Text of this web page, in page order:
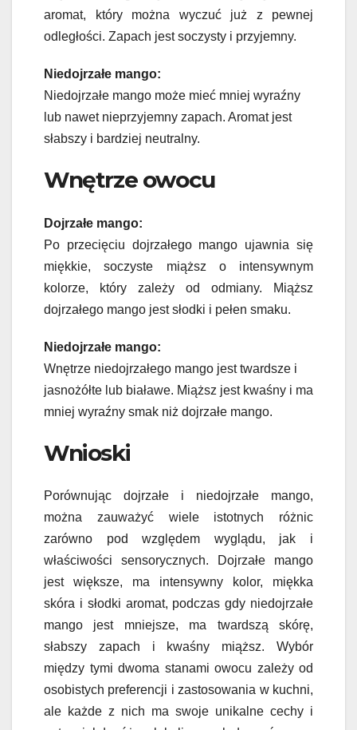
aromat, który można wyczuć już z pewnej
odległości. Zapach jest soczysty i przyjemny.
Niedojrzałe mango:
Niedojrzałe mango może mieć mniej wyraźny
lub nawet nieprzyjemny zapach. Aromat jest
słabszy i bardziej neutralny.
Wnętrze owocu
Dojrzałe mango:
Po przecięciu dojrzałego mango ujawnia się
miękkie, soczyste miąższ o intensywnym
kolorze, który zależy od odmiany. Miąższ
dojrzałego mango jest słodki i pełen smaku.
Niedojrzałe mango:
Wnętrze niedojrzałego mango jest twardsze i
jasnożółte lub białawe. Miąższ jest kwaśny i ma
mniej wyraźny smak niż dojrzałe mango.
Wnioski
Porównując dojrzałe i niedojrzałe mango,
można zauważyć wiele istotnych różnic
zarówno pod względem wyglądu, jak i
właściwości sensorycznych. Dojrzałe mango
jest większe, ma intensywny kolor, miękka
skóra i słodki aromat, podczas gdy niedojrzałe
mango jest mniejsze, ma twardszą skórę,
słabszy zapach i kwaśny miąższ. Wybór
między tymi dwoma stanami owocu zależy od
osobistych preferencji i zastosowania w kuchni,
ale każde z nich ma swoje unikalne cechy i